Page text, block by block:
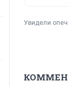
Увидели